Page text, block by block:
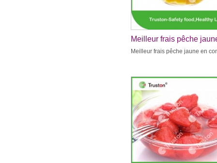
Meilleur frais pêche
conserve
Meilleur frais pêche jaune en